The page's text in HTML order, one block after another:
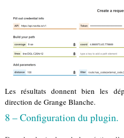
Les résultats donnent bien les
direction de Grange Blanche.
8 – Configuration du plugin.